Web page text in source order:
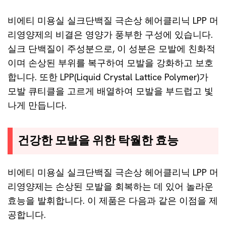
비에티 미용실 실크단백질 극손상 헤어클리닉 LPP 머
리영양제의 비결은 영양가 풍부한 구성에 있습니다.
실크 단백질이 주성분으로, 이 성분은 모발에 친화적
이며 손상된 부위를 복구하여 모발을 강화하고 보호
합니다. 또한 LPP(Liquid Crystal Lattice Polymer)가
모발 큐티클을 고르게 배열하여 모발을 부드럽고 빛
나게 만듭니다.
건강한 모발을 위한 탁월한 효능
비에티 미용실 실크단백질 극손상 헤어클리닉 LPP 머
리영양제는 손상된 모발을 회복하는 데 있어 놀라운
효능을 발휘합니다. 이 제품은 다음과 같은 이점을 제
공합니다.